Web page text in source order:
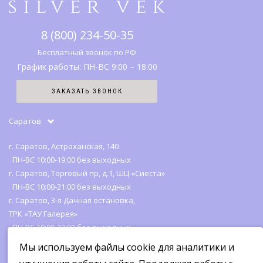
Правовая информация
История бренда
Серебро
Карта сайта
8 (800) 234-50-35
Бесплатный звонок по РФ
График работы: ПН-ВС 9:00 – 18:00
ЗАКАЗАТЬ ЗВОНОК
Саратов
г. Саратов, Астраханская, 140
ПН-ВС 10:00-19:00 без выходных
г. Саратов, Торговый пр, д.1, ШЦ «Сиеста»
ПН-ВС 10:00-21:00 без выходных
г. Саратов, 3-я Дачная остановка,
ТРК «ТАУ Галерея»
ПН-ВС 10:00-22:00 без выходных
Мы используем файлы cookie для аналитики и